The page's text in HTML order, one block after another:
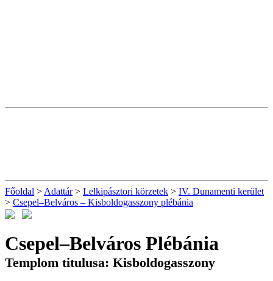
Főoldal > Adattár> Lelkipásztori körzetek > IV. Dunamenti kerület
> Csepel–Belváros – Kisboldogasszony plébánia
Csepel–Belváros Plébánia
Templom titulusa: Kisboldogasszony